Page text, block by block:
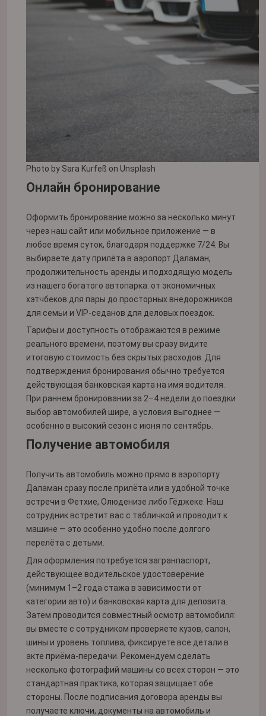
Photo by Sara Kurfeß on Unsplash
Онлайн бронирование
Оформить бронирование можно за несколько минут
через наш сайт или мобильное приложение — в
любое время суток, благодаря поддержке 7/24. Вы
выбираете дату прилёта в аэропорт Даламан,
продолжительность аренды и подходящую модель
из нашего богатого автопарка: от экономичных
хэтчбеков для пары до просторных внедорожников
для семьи и VIP-седанов для деловых поездок.
Тарифы и доступность отображаются в режиме
реального времени, поэтому вы сразу видите
итоговую стоимость без скрытых расходов. Для
подтверждения бронирования обычно требуется
действующая банковская карта на имя водителя.
При раннем бронировании за 2–4 недели до поездки
выбор автомобилей шире, а условия выгоднее —
особенно в высокий сезон с июня по сентябрь.
Получение автомобиля
Получить автомобиль можно прямо в аэропорту
Даламан сразу после прилёта или в удобной точке
встречи в Фетхие, Олюденизе либо Гёджеке. Наш
сотрудник встретит вас с табличкой и проводит к
машине — это особенно удобно после долгого
перелёта с детьми.
Для оформления потребуется загранпаспорт,
действующее водительское удостоверение
(минимум 1–2 года стажа в зависимости от
категории авто) и банковская карта для депозита.
Затем проводится совместный осмотр автомобиля:
вы вместе с сотрудником проверяете кузов, салон,
шины и уровень топлива, фиксируете все детали в
акте приёма-передачи. Рекомендуем сделать
несколько фотографий машины со всех сторон — это
стандартная практика, которая защищает обе
стороны. После подписания договора аренды вы
получаете ключи, документы на автомобиль и